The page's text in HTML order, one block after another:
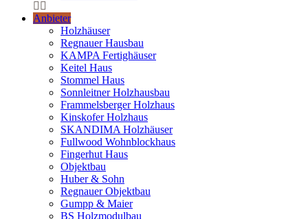
Anbieter
Holzhäuser
Regnauer Hausbau
KAMPA Fertighäuser
Keitel Haus
Stommel Haus
Sonnleitner Holzhausbau
Frammelsberger Holzhaus
Kinskofer Holzhaus
SKANDIMA Holzhäuser
Fullwood Wohnblockhaus
Fingerhut Haus
Objektbau
Huber & Sohn
Regnauer Objektbau
Gumpp & Maier
BS Holzmodulbau